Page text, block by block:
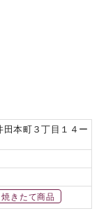
本町３丁目１４ー
焼きたて商品